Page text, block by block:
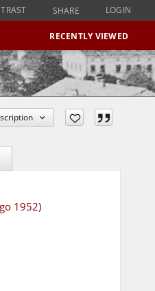
SHARE LOGIN
RECENTLY VIEWED
1952)